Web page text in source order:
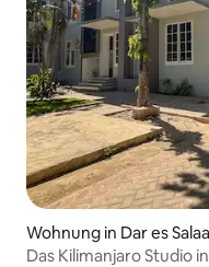
Wohnung in Dar es
Das Kilimanjaro Studio